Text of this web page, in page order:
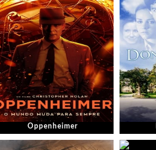
Oppenheimer